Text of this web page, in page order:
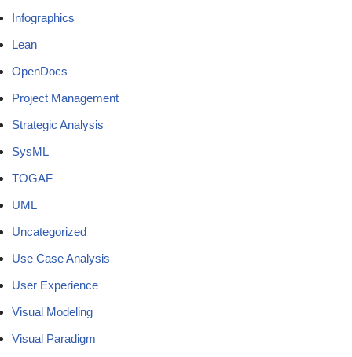
Infographics
Lean
OpenDocs
Project Management
Strategic Analysis
SysML
TOGAF
UML
Uncategorized
Use Case Analysis
User Experience
Visual Modeling
Visual Paradigm